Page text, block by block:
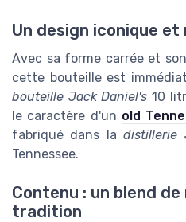
Un design iconique et
Avec sa forme carrée et
cette bouteille est
bouteille Jack Daniel's 10
le caractère d'un old
fabriqué dans ladistillerie
Tennessee.
Contenu : un blend
tradition